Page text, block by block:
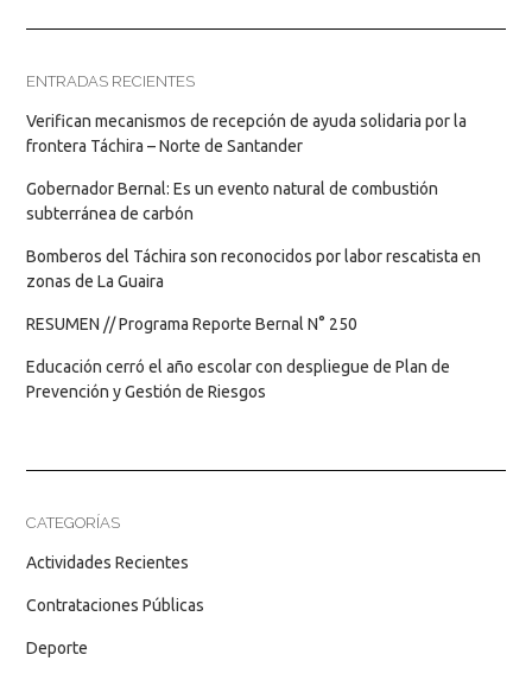
ENTRADAS RECIENTES
Verifican mecanismos de recepción de ayuda solidaria por la
frontera Táchira – Norte de Santander
Gobernador Bernal: Es un evento natural de combustión
subterránea de carbón
Bomberos del Táchira son reconocidos por labor rescatista en
zonas de La Guaira
RESUMEN // Programa Reporte Bernal N° 250
Educación cerró el año escolar con despliegue de Plan de
Prevención y Gestión de Riesgos
CATEGORÍAS
Actividades Recientes
Contrataciones Públicas
Deporte